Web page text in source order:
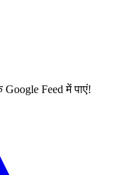
Google Feed में पाएं!